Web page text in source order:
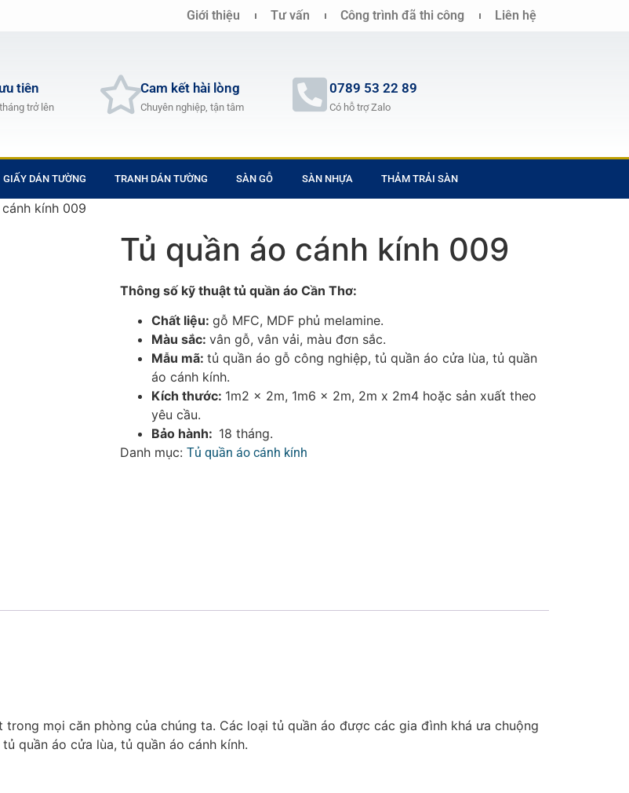
Giới thiệu Tư vấn Công trình đã thi công Liên hệ
tiên
trở lên
Cam kết hài lòng
Chuyên nghiệp, tận tâm
0789 53 22 89
Có hỗ trợ Zalo
GIẤY DÁN TƯỜNG TRANH DÁN TƯỜNG SÀN GỖ SÀN NHỰA THẢM TRẢI SÀN
kính 009
Tủ quần áo cánh kính 009
Thông số kỹ thuật tủ quần áo Cần Thơ:
Chất liệu: gỗ MFC, MDF phủ melamine.
Màu sắc: vân gỗ, vân vải, màu đơn sắc.
Mẫu mã: tủ quần áo gỗ công nghiệp, tủ quần áo cửa lùa, tủ quần
áo cánh kính.
Kích thước: 1m2 x 2m, 1m6 x 2m, 2m x 2m4 hoặc sản xuất theo
yêu cầu.
Bảo hành: 18 tháng.
Danh mục: Tủ quần áo cánh kính
mọi căn phòng của chúng ta. Các loại tủ quần áo được các gia đình khá ưa chuộng
quần áo cửa lùa, tủ quần áo cánh kính.